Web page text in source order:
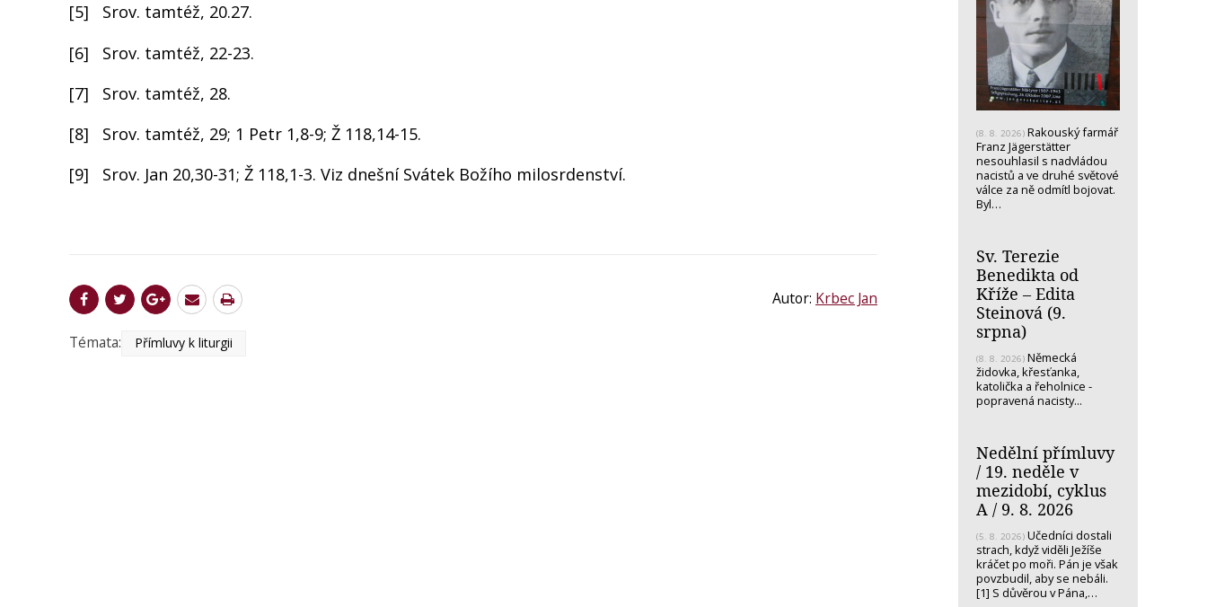
[5] Srov. tamtéž, 20.27.
[6] Srov. tamtéž, 22-23.
[7] Srov. tamtéž, 28.
[8] Srov. tamtéž, 29; 1 Petr 1,8-9; Ž 118,14-15.
[9] Srov. Jan 20,30-31; Ž 118,1-3. Viz dnešní Svátek Božího milosrdenství.
Autor: Krbec Jan
Témata: Přímluvy k liturgii
(8. 8. 2026) Rakouský farmář
Franz Jägerstätter
nesouhlasil s nadvládou
nacistů a ve druhé světové
válce za ně odmítl bojovat.
Byl…
Sv. Terezie
Benedikta od
Kříže – Edita
Steinová (9.
srpna)
(8. 8. 2026) Německá
židovka, křesťanka,
katolička a řeholnice -
popravená nacisty...
Nedělní přímluvy
/ 19. neděle v
mezidobí, cyklus
A / 9. 8. 2026
(5. 8. 2026) Učedníci dostali
strach, když viděli Ježíše
kráčet po moři. Pán je však
povzbudil, aby se nebáli.
[1] S důvěrou v Pána,…